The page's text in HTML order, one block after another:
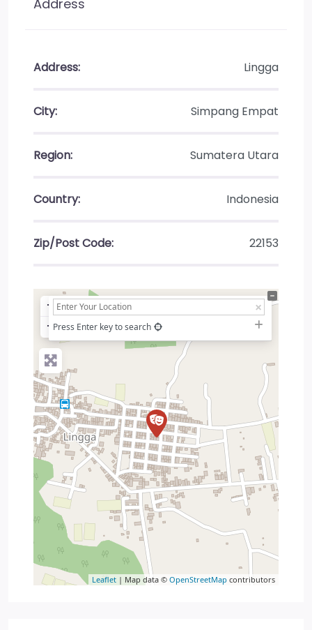
Address
Address: Lingga
City: Simpang Empat
Region: Sumatera Utara
Country: Indonesia
Zip/Post Code: 22153
+
−Press Enter key to search
Leaflet | Map data © OpenStreetMap contributors